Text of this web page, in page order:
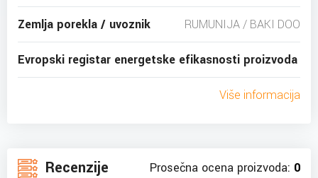
Zemlja porekla / uvoznik RUMUNIJA / BAKI DOO
Evropski registar energetske efikasnosti proizvoda
Više informacija
Recenzije Prosečna ocena proizvoda: 0